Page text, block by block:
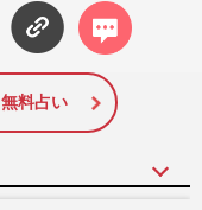
コメン
ト
無料占い